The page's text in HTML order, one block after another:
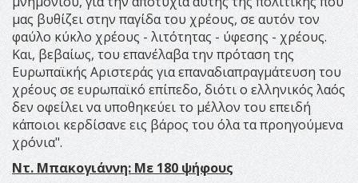
μας βυθίζει στην παγίδα του χρέους, σε αυτόν τον
φαύλο κύκλο χρέους - λιτότητας - ύφεσης - χρέους.
Και, βεβαίως, του επανέλαβα την πρόταση της
Ευρωπαϊκής Αριστεράς για επαναδιαπραγμάτευση του
χρέους σε ευρωπαϊκό επίπεδο, διότι ο ελληνικός λαός
δεν οφείλει να υποθηκεύει το μέλλον του επειδή
κάποιοι κερδίσανε εις βάρος του όλα τα προηγούμενα
χρόνια".
Ντ. Μπακογιάννη: Με 180 ψήφους